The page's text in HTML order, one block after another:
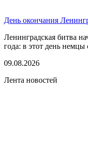
День окончания
Ленинградская битва
года: в этот день немцы
09.08.2026
Лента новостей